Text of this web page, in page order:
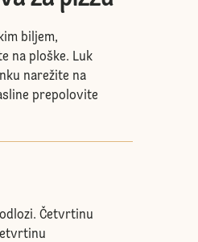
biljem,
na ploške. Luk
narežite na
prepolovite
Četvrtinu